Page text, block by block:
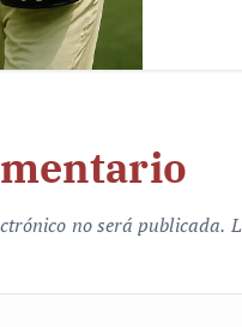
no será publicada.